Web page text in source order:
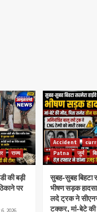
राज्य
की बड़ी
पर
2026
Accident
Patna
जुर्म
सुबह-सुबह बिहटा
भीषण सड़क
लदे ट्रक ने
टक्कर, मां-बेटे की